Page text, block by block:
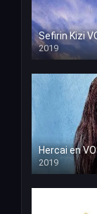
Sefirin Kizi
2019
Hercai en
2019